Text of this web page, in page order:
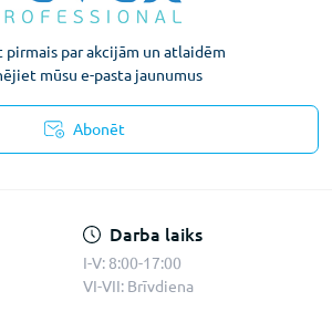
pirmais par akcijām un atlaidēm
mūsu e-pasta jaunumus
Abonēt
Darba laiks
I-V: 8:00-17:00
VI-VII: Brīvdiena